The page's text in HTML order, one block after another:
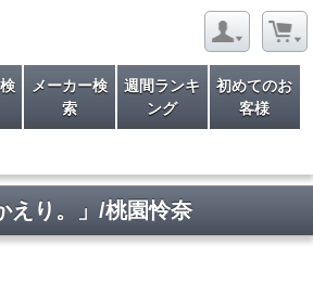
メーカー検
索
週間ランキ
ング
初めてのお
客様
えり。」/桃園怜奈